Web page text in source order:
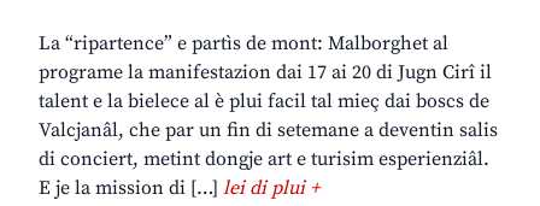
La “ripartence” e partìs de mont: Malborghet al
programe la manifestazion dai 17 ai 20 di Jugn Cirî il
talent e la bielece al è plui facil tal mieç dai boscs de
Valcjanâl, che par un fin di setemane a deventin salis
di conciert, metint dongje art e turisim esperienziâl.
E je la mission di […] lei di plui +